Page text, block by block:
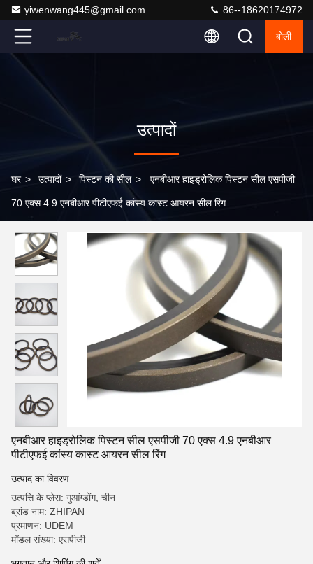
yiwenwang445@gmail.com 86--18620174972
बोली
उत्पादों
घर > उत्पादों > पिस्टन की सील > एनबीआर हाइड्रोलिक पिस्टन सील एसपीजी
70 एक्स 4.9 एनबीआर पीटीएफई कांस्य कास्ट आयरन सील रिंग
एनबीआर हाइड्रोलिक पिस्टन सील एसपीजी 70 एक्स 4.9 एनबीआर
पीटीएफई कांस्य कास्ट आयरन सील रिंग
उत्पाद का विवरण
उत्पत्ति के प्लेस: गुआंग्डोंग, चीन
ब्रांड नाम: ZHIPAN
प्रमाणन: UDEM
मॉडल संख्या: एसपीजी